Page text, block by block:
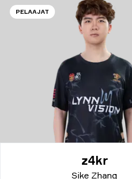
PELAAJAT
z4kr
Sike Zhang